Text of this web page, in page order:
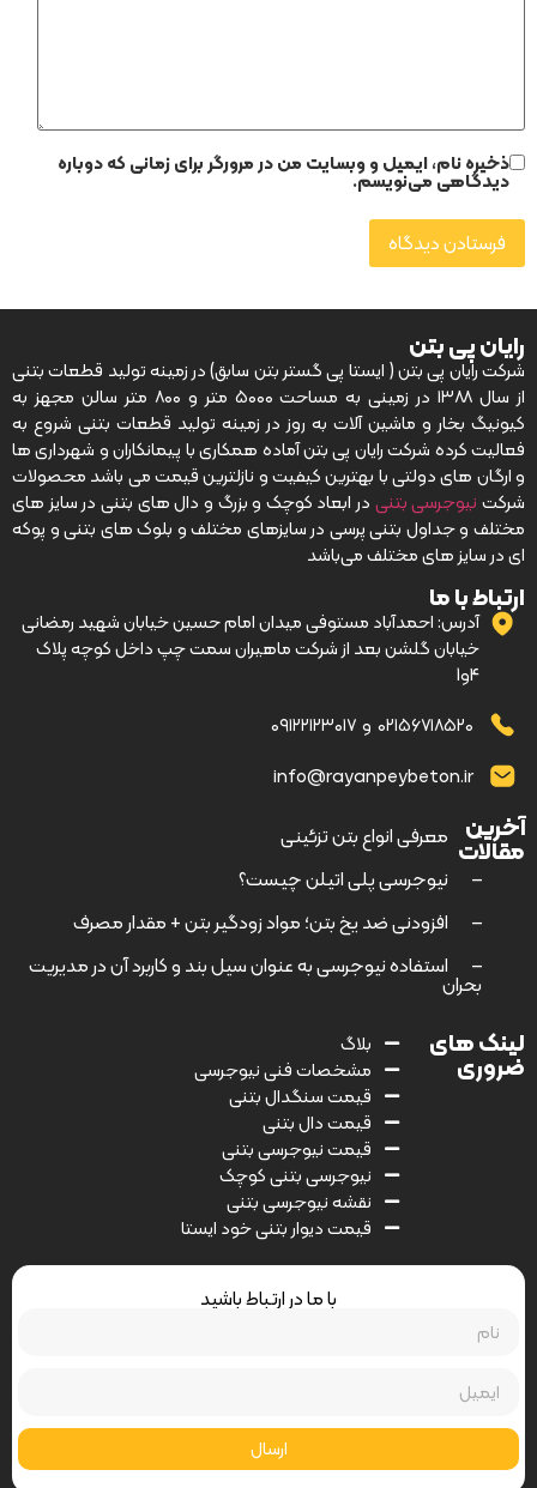
ذخیره نام، ایمیل و وبسایت من در مرورگر برای زمانی که دوباره
دیدگاهی می‌نویسم.
رایان پی بتن
شرکت رایان پی بتن ( ایستا پی گستر بتن سابق) در زمینه تولید قطعات بتنی
از سال ۱۳۸۸ در زمینی به مساحت ۵۰۰۰ متر و ۸۰۰ متر سالن مجهز به
کیونیگ بخار و ماشین آلات به روز در زمینه تولید قطعات بتنی شروع به
فعالیت کرده شرکت رایان پی بتن آماده همکاری با پیمانکاران و شهرداری ها
و ارگان های دولتی با بهترین کیفیت و نازلترین قیمت می باشد محصولات
شرکتنیوجرسی بتنیدر ابعاد کوچک و بزرگ و دال های بتنی در سایز های
مختلف و جداول بتنی پرسی در سایزهای مختلف و بلوک های بتنی و پوکه
ای در سایز های مختلف می‌باشد
ارتباط با ما
آدرس: احمدآباد مستوفی میدان امام حسین خیابان شهید رمضانی
خیابان گلشن بعد از شرکت ماهیران سمت چپ داخل کوچه پلاک
4و1
۰۲۱۵۶۷۱۸۵۲۰ و ۰۹۱۲۲۱۲۳۰۱۷
info@rayanpeybeton.ir
آخرین
مقالات
–
معرفی انواع بتن تزئینی
–
نیوجرسی پلی اتیلن چیست؟
–
افزودنی ضد یخ بتن؛ مواد زودگیر بتن + مقدار مصرف
–
استفاده نیوجرسی به عنوان سیل بند و کاربرد آن در مدیریت
بحران
لینک های
ضروری
بلاگ
مشخصات فنی نیوجرسی
قیمت سنگدال بتنی
قیمت دال بتنی
قیمت نیوجرسی بتنی
نیوجرسی بتنی کوچک
نقشه نیوجرسی بتنی
قیمت دیوار بتنی خود ایستا
با ما در ارتباط باشید
ارسال